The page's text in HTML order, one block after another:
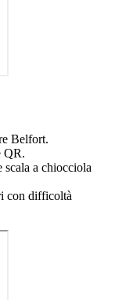
Belfort.
QR.
a chiocciola
con difficoltà